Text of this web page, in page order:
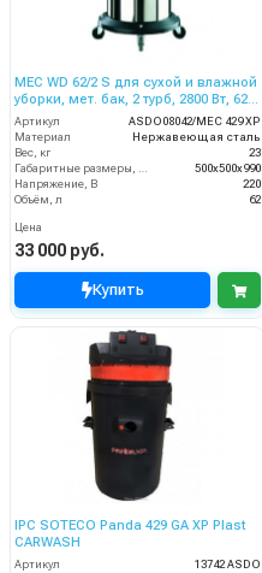
MEC WD 62/2 S для сухой и влажной
уборки, мет. бак, 2 турб, 2800 Вт, 62
л.полн. компл.
Артикул
ASDO08042/MEC 429 XP
Материал
Нержавеющая сталь
Вес, кг
23
Габаритные размеры, мм
500х500х990
Напряжение, В
220
Объём, л
62
Цена
33 000 руб.
Купить
IPC SOTECO Panda 429 GA XP Plast
CARWASH
Артикул
13742 ASDO